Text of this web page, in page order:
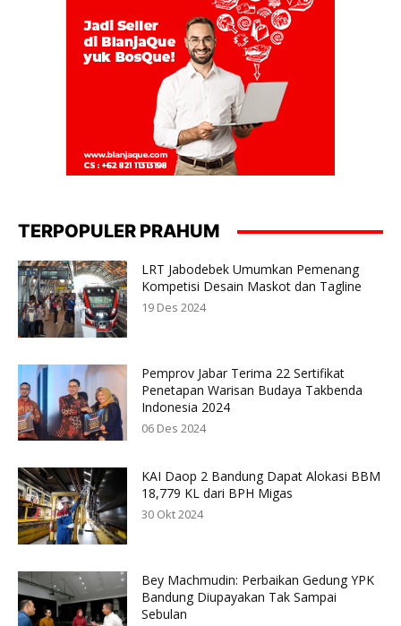
TERPOPULER PRAHUM
LRT Jabodebek Umumkan Pemenang
Kompetisi Desain Maskot dan Tagline
19 Des 2024
Pemprov Jabar Terima 22 Sertifikat
Penetapan Warisan Budaya Takbenda
Indonesia 2024
06 Des 2024
KAI Daop 2 Bandung Dapat Alokasi BBM
18,779 KL dari BPH Migas
30 Okt 2024
Bey Machmudin: Perbaikan Gedung YPK
Bandung Diupayakan Tak Sampai
Sebulan